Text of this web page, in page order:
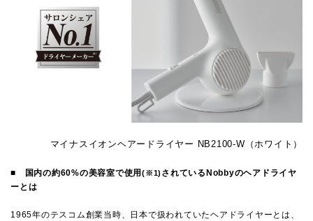
マイナスイオンヘアードライヤー NB2100-W（ホワイト）
■ 国内の約60%の美容室で使用 (※1) されている Nobbyのヘアドライヤ
ーとは
1965年のテスコム創業当時、日本で扱われていたヘアドライヤーとは、